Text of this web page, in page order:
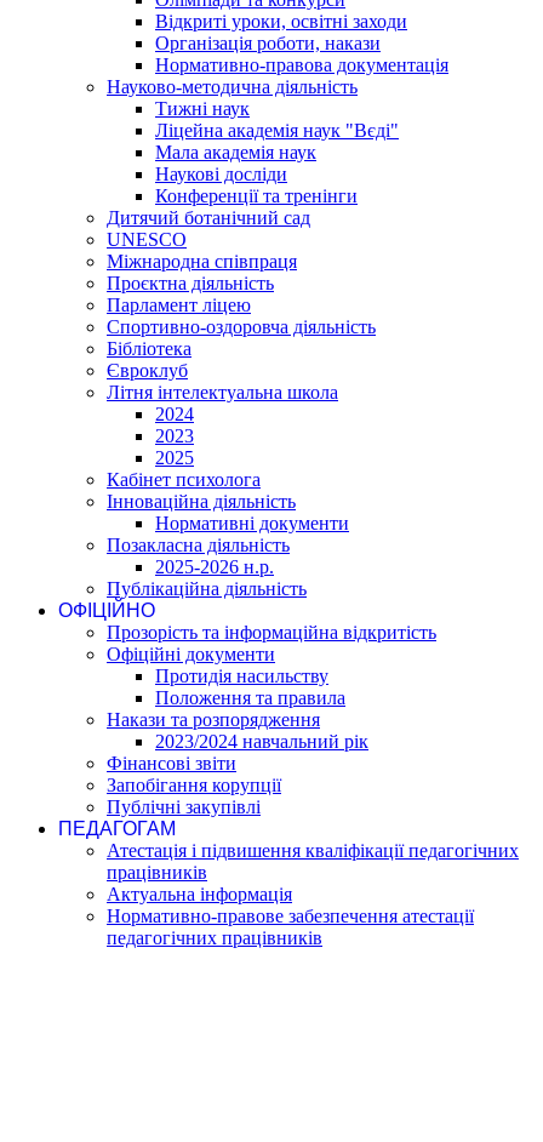
Відкриті уроки, освітні заходи
Організація роботи, накази
Нормативно-правова документація
Науково-методична діяльність
Тижні наук
Ліцейна академія наук "Вєді"
Мала академія наук
Наукові досліди
Конференції та тренінги
Дитячий ботанічний сад
UNESCO
Міжнародна співпраця
Проєктна діяльність
Парламент ліцею
Спортивно-оздоровча діяльність
Бібліотека
Євроклуб
Літня інтелектуальна школа
2024
2023
2025
Кабінет психолога
Інноваційна діяльність
Нормативні документи
Позакласна діяльність
2025-2026 н.р.
Публікаційна діяльність
ОФІЦІЙНО
Прозорість та інформаційна відкритість
Офіційні документи
Протидія насильству
Положення та правила
Накази та розпорядження
2023/2024 навчальний рік
Фінансові звіти
Запобігання корупції
Публічні закупівлі
ПЕДАГОГАМ
Атестація і підвишення кваліфікації педагогічних
працівників
Актуальна інформація
Нормативно-правове забезпечення атестації
педагогічних працівників